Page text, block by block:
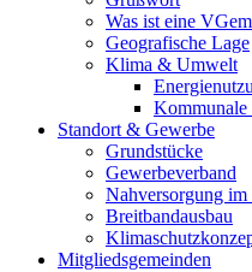
Was ist eine
Geografische Lage
Klima & Umwelt
Kommunale
Standort & Gewerbe
Grundstücke
Gewerbeverband
Nahversorgung
Breitbandausbau
Mitgliedsgemeinden